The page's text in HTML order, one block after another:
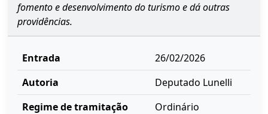
fomento e desenvolvimento do turismo e dá outras
providências.
Entrada
26/02/2026
Autoria
Deputado Lunelli
Regime de tramitação
Ordinário